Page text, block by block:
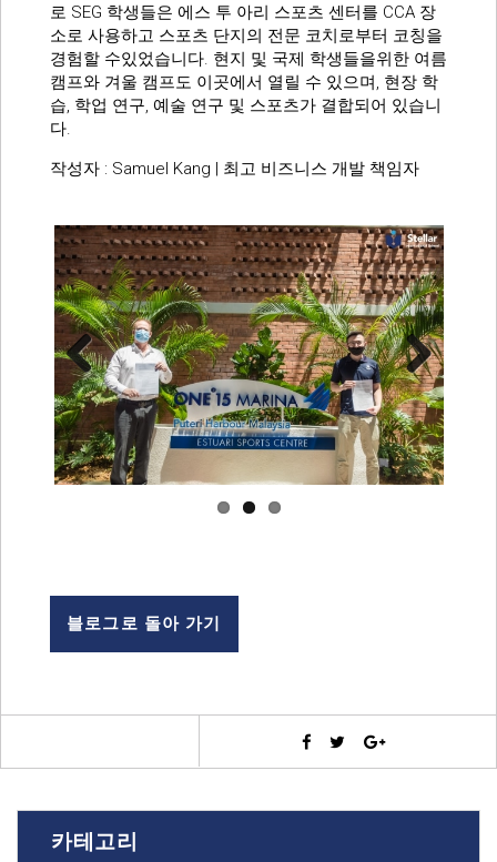
로 SEG 학생들은 에스 투 아리 스포츠 센터를 CCA 장
소로 사용하고 스포츠 단지의 전문 코치로부터 코칭을
경험할 수있었습니다. 현지 및 국제 학생들을위한 여름
캠프와 겨울 캠프도 이곳에서 열릴 수 있으며, 현장 학
습, 학업 연구, 예술 연구 및 스포츠가 결합되어 있습니
다.
작성자 : Samuel Kang | 최고 비즈니스 개발 책임자
Previo
us
Next
블로그로 돌아 가기
카테고리